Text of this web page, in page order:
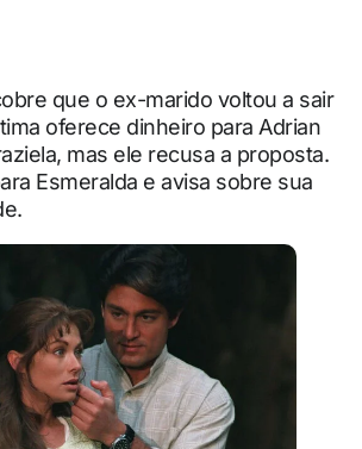
que o ex-marido voltou a sair
oferece dinheiro para Adrian
mas ele recusa a proposta.
Esmeralda e avisa sobre sua